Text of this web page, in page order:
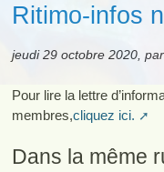
Ritimo-infos
jeudi 29 octobre 2020, par
Pour lire la lettre
membres,cliquez ici.
Dans la même